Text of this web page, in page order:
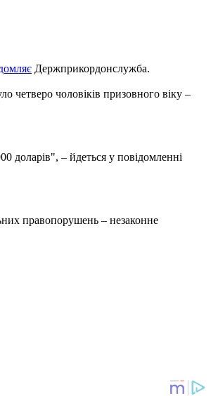
Держприкордонслужба.
четверо чоловіків призовного віку –
доларів", – йдеться у повідомленні
правопорушень – незаконне